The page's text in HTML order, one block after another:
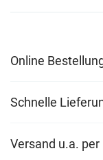
Online
Schnelle
Versand u.a. per